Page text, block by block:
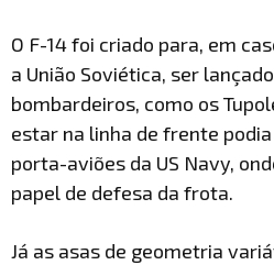
O F-14 foi criado para, em
a União Soviética, ser
bombardeiros, como os
estar na linha de frente
porta-aviões da US Navy,
papel de defesa da frota.
Já as asas de geometria